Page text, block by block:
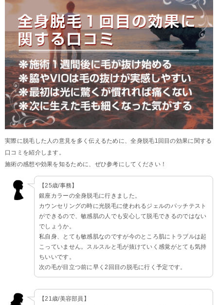
実際に脱毛した人の意見を多く伝えるために、全身脱毛1回目の効果に関する
口コミを紹介します。
施術の感想や効果を知るために、ぜひ参考にしてください！
【25歳/事務】
銀座カラーの全身脱毛に行きました。
カウンセリングの時に光脱毛に使われるジェルのパッチテスト
ができるので、敏感肌の人でも安心して脱毛できるのではない
でしょうか。
私自身、とても敏感肌なのですが今のところ肌にトラブルは起
こっていません。スルスルと毛が抜けていく感覚がとても気持
ちいいです。
次の毛が目立つ前に早く2回目の脱毛に行く予定です。
【21歳/美容部員】